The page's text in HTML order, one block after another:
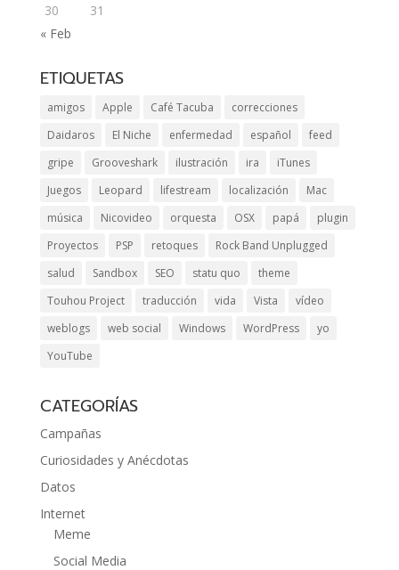
30
31
« Feb
ETIQUETAS
amigos Apple Café Tacuba
correcciones
Daidaros
El Niche enfermedad español
feed
gripe
Grooveshark ilustración ira
iTunes
Juegos
Leopard lifestream localización
Mac
música
Nicovideo orquesta OSX papá
plugin
Proyectos
PSP retoques
Rock Band Unplugged
salud
Sandbox SEO statu quo
theme
Touhou Project
traducción vida Vista
vídeo
weblogs
web social Windows WordPress
yo
YouTube
CATEGORÍAS
Campañas
Curiosidades y Anécdotas
Datos
Internet
Meme
Social Media